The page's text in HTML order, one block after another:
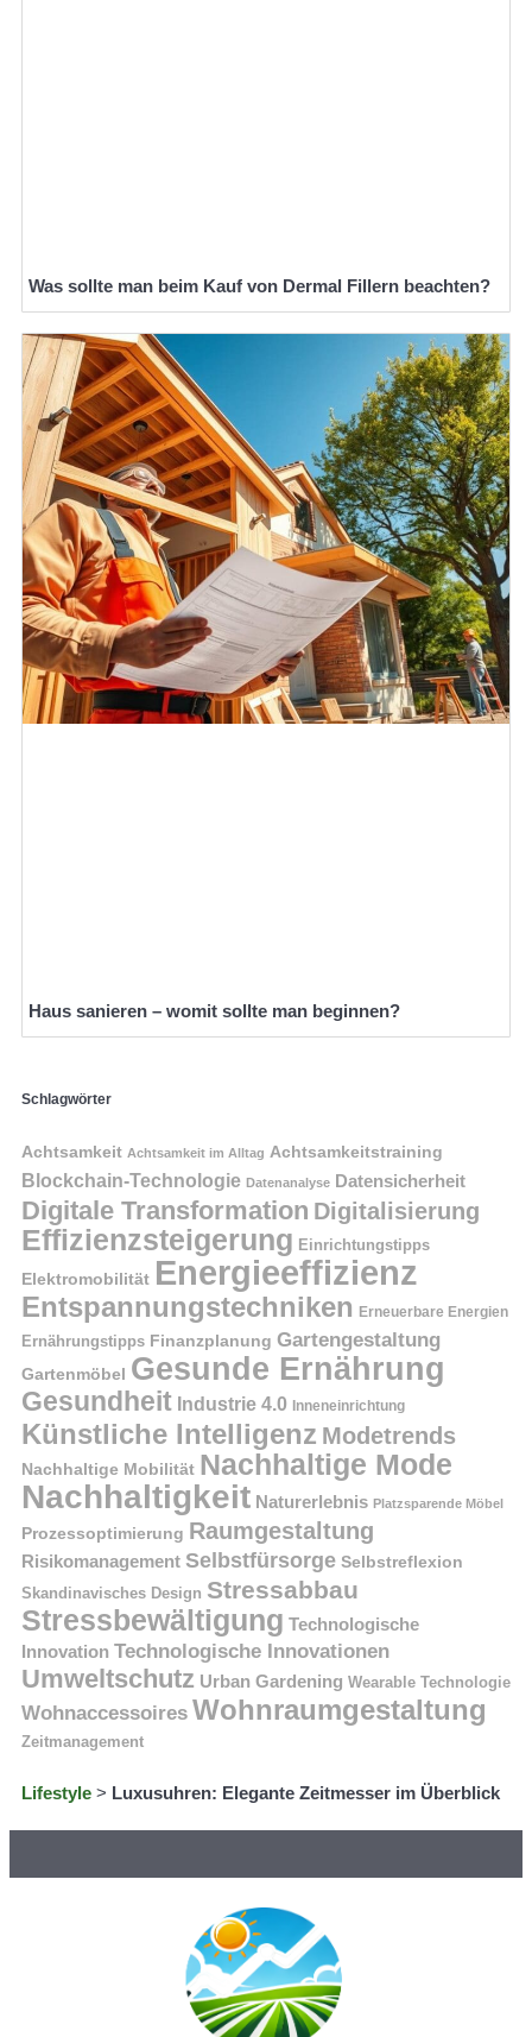
Was sollte man beim Kauf von Dermal Fillern beachten?
Haus sanieren – womit sollte man beginnen?
Schlagwörter
Achtsamkeit Achtsamkeit im Alltag Achtsamkeitstraining
Blockchain-Technologie Datenanalyse Datensicherheit
Digitale Transformation Digitalisierung
Effizienzsteigerung Einrichtungstipps
Elektromobilität Energieeffizienz
Entspannungstechniken Erneuerbare Energien
Ernährungstipps Finanzplanung Gartengestaltung
Gartenmöbel Gesunde Ernährung
Gesundheit Industrie 4.0 Inneneinrichtung
Künstliche Intelligenz Modetrends
Nachhaltige Mobilität Nachhaltige Mode
Nachhaltigkeit Naturerlebnis Platzsparende Möbel
Prozessoptimierung Raumgestaltung
Risikomanagement Selbstfürsorge Selbstreflexion
Skandinavisches Design Stressabbau
Stressbewältigung Technologische
Innovation Technologische Innovationen
Umweltschutz Urban Gardening Wearable Technologie
Wohnaccessoires Wohnraumgestaltung
Zeitmanagement
Lifestyle > Luxusuhren: Elegante Zeitmesser im Überblick